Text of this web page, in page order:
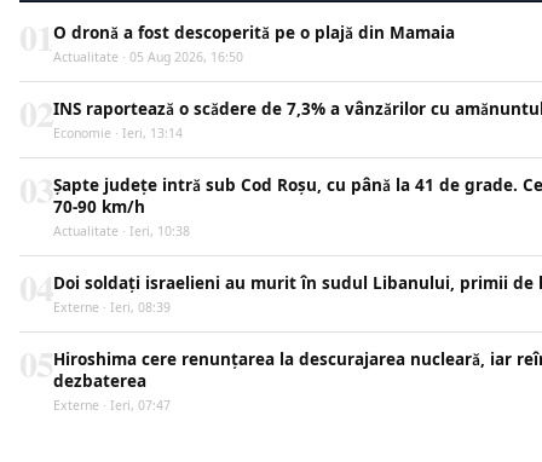
O dronă a fost descoperită pe o plajă din Mamaia
Actualitate · 05 Aug 2026, 16:50
INS raportează o scădere de 7,3% a vânzărilor cu
Economie · Ieri, 13:14
Șapte județe intră sub Cod Roșu, cu până la 41 de grade.
70-90 km/h
Actualitate · Ieri, 10:38
Doi soldați israelieni au murit în sudul Libanului, primii
Externe · Ieri, 08:39
Hiroshima cere renunțarea la descurajarea nucleară, iar
dezbaterea
Externe · Ieri, 07:47